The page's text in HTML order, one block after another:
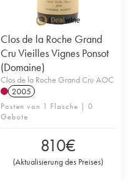
Clos de la Roche Grand
Cru Vieilles Vignes Ponsot
(Domaine)
Clos de la Roche Grand Cru AOC
2005
Posten von 1 Flasche | 0
Gebote
810€
(Aktualisierung des Preises)